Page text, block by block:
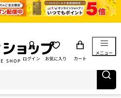
ログイン お気に入り カート
メニュー